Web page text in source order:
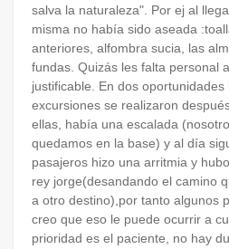
salva la naturaleza". Por ej al
misma no había sido aseada
anteriores, alfombra sucia, las
fundas. Quizás les falta personal
justificable. En dos oportunidades
excursiones se realizaron
ellas, había una escalada
quedamos en la base) y al día
pasajeros hizo una arritmia y
rey jorge(desandando el camino
a otro destino),por tanto algunos
creo que eso le puede ocurrir a
prioridad es el paciente, no hay